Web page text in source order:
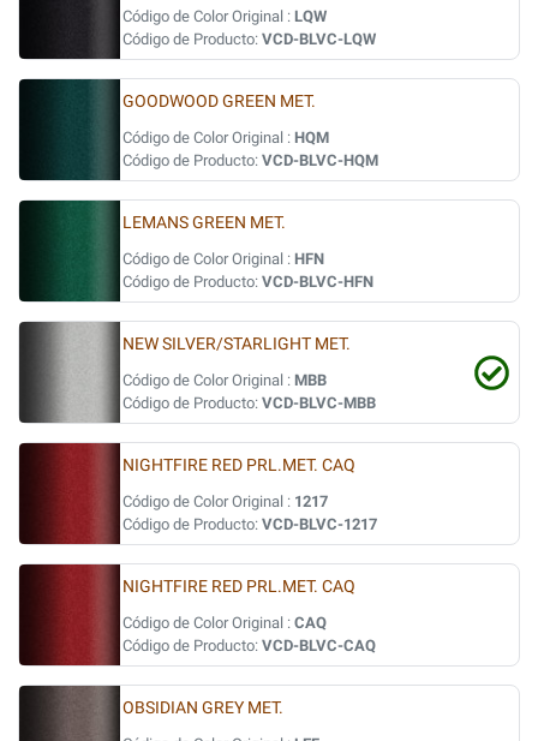
Código de Color Original : LQW
Código de Producto: VCD-BLVC-LQW
GOODWOOD GREEN MET.
Código de Color Original : HQM
Código de Producto: VCD-BLVC-HQM
LEMANS GREEN MET.
Código de Color Original : HFN
Código de Producto: VCD-BLVC-HFN
NEW SILVER/STARLIGHT MET.
Código de Color Original : MBB
Código de Producto: VCD-BLVC-MBB
NIGHTFIRE RED PRL.MET. CAQ
Código de Color Original : 1217
Código de Producto: VCD-BLVC-1217
NIGHTFIRE RED PRL.MET. CAQ
Código de Color Original : CAQ
Código de Producto: VCD-BLVC-CAQ
OBSIDIAN GREY MET.